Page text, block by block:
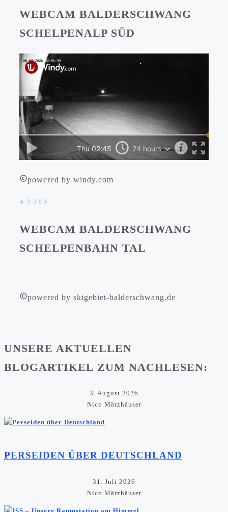
WEBCAM BALDERSCHWANG
SCHELPENALP SÜD
powered by windy.com
● LIVE
WEBCAM BALDERSCHWANG
SCHELPENBAHN TAL
powered by skigebiet-balderschwang.de
UNSERE AKTUELLEN
BLOGARTIKEL ZUM NACHLESEN:
3. August 2026
Nico Märzhäuser
PERSEIDEN ÜBER DEUTSCHLAND
31. Juli 2026
Nico Märzhäuser